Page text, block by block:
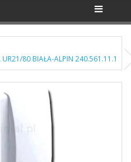
UR21/80 BIAŁA-ALPIN 240.561.11.1